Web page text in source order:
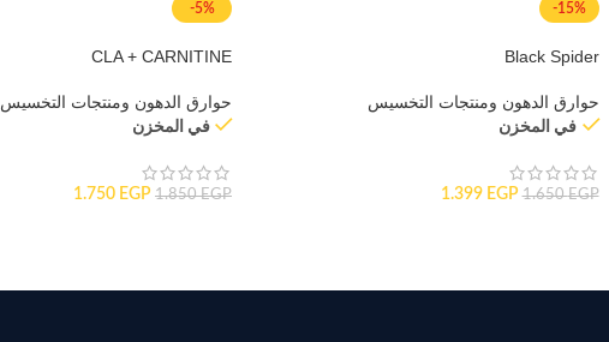
-15%
Black Spider
حوارق الدهون ومنتجات التخسيس
في المخزن
1.650EGP
1.399 EGP
-5%
CLA + CARNITINE
حوارق الدهون ومنتجات التخسيس
في المخزن
1.850EGP
1.750 EGP